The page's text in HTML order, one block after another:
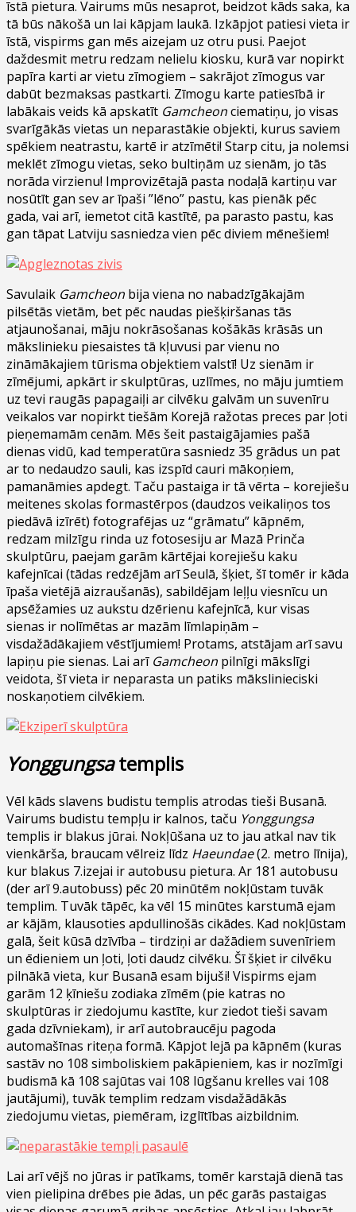
īstā pietura. Vairums mūs nesaprot, beidzot kāds saka, ka
tā būs nākošā un lai kāpjam laukā. Izkāpjot patiesi vieta ir
īstā, vispirms gan mēs aizejam uz otru pusi. Paejot
daždesmit metru redzam nelielu kiosku, kurā var nopirkt
papīra karti ar vietu zīmogiem – sakrājot zīmogus var
dabūt bezmaksas pastkarti. Zīmogu karte patiesībā ir
labākais veids kā apskatīt Gamcheonciematiņu, jo visas
svarīgākās vietas un neparastākie objekti, kurus saviem
spēkiem neatrastu, kartē ir atzīmēti! Starp citu, ja nolemsi
meklēt zīmogu vietas, seko bultiņām uz sienām, jo tās
norāda virzienu! Improvizētajā pasta nodaļā kartiņu var
nosūtīt gan sev ar īpaši ”lēno” pastu, kas pienāk pēc
gada, vai arī, iemetot citā kastītē, pa parasto pastu, kas
gan tāpat Latviju sasniedza vien pēc diviem mēnešiem!
Savulaik Gamcheon bija viena no nabadzīgākajām
pilsētās vietām, bet pēc naudas piešķiršanas tās
atjaunošanai, māju nokrāsošanas košākās krāsās un
mākslinieku piesaistes tā kļuvusi par vienu no
zināmākajiem tūrisma objektiem valstī! Uz sienām ir
zīmējumi, apkārt ir skulptūras, uzlīmes, no māju jumtiem
uz tevi raugās papagaiļi ar cilvēku galvām un suvenīru
veikalos var nopirkt tiešām Korejā ražotas preces par ļoti
pieņemamām cenām. Mēs šeit pastaigājamies pašā
dienas vidū, kad temperatūra sasniedz 35 grādus un pat
ar to nedaudzo sauli, kas izspīd cauri mākoņiem,
pamanāmies apdegt. Taču pastaiga ir tā vērta – korejiešu
meitenes skolas formastērpos (daudzos veikaliņos tos
piedāvā izīrēt) fotografējas uz “grāmatu” kāpnēm,
redzam milzīgu rinda uz fotosesiju ar Mazā Prinča
skulptūru, paejam garām kārtējai korejiešu kaku
kafejnīcai (tādas redzējām arī Seulā, šķiet, šī tomēr ir kāda
īpaša vietējā aizraušanās), sabildējam leļļu viesnīcu un
apsēžamies uz aukstu dzērienu kafejnīcā, kur visas
sienas ir nolīmētas ar mazām līmlapiņām –
visdažādākajiem vēstījumiem! Protams, atstājam arī savu
lapiņu pie sienas. Lai arī Gamcheon pilnīgi mākslīgi
veidota, šī vieta ir neparasta un patiks mākslinieciski
noskaņotiem cilvēkiem.
Yonggungsatemplis
Vēl kāds slavens budistu templis atrodas tieši Busanā.
Vairums budistu tempļu ir kalnos, taču Yonggungsa
templis ir blakus jūrai. Nokļūšana uz to jau atkal nav tik
vienkārša, braucam vēlreiz līdz Haeundae(2. metro līnija),
kur blakus 7.izejai ir autobusu pietura. Ar 181 autobusu
(der arī 9.autobuss) pēc 20 minūtēm nokļūstam tuvāk
templim. Tuvāk tāpēc, ka vēl 15 minūtes karstumā ejam
ar kājām, klausoties apdullinošās cikādes. Kad nokļūstam
galā, šeit kūsā dzīvība – tirdziņi ar dažādiem suvenīriem
un ēdieniem un ļoti, ļoti daudz cilvēku. Šī šķiet ir cilvēku
pilnākā vieta, kur Busanā esam bijuši! Vispirms ejam
garām 12 ķīniešu zodiaka zīmēm (pie katras no
skulptūras ir ziedojumu kastīte, kur ziedot tieši savam
gada dzīvniekam), ir arī autobraucēju pagoda
automašīnas riteņa formā. Kāpjot lejā pa kāpnēm (kuras
sastāv no 108 simboliskiem pakāpieniem, kas ir nozīmīgi
budismā kā 108 sajūtas vai 108 lūgšanu krelles vai 108
jautājumi), tuvāk templim redzam visdažādākās
ziedojumu vietas, piemēram, izglītības aizbildnim.
Lai arī vējš no jūras ir patīkams, tomēr karstajā dienā tas
vien pielipina drēbes pie ādas, un pēc garās pastaigas